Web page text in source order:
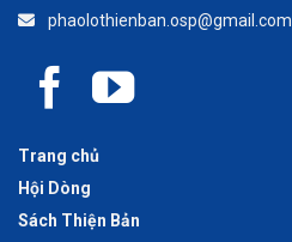
phaolothienban.osp@gmail.com
Trang chủ
Hội Dòng
Sách Thiện Bản